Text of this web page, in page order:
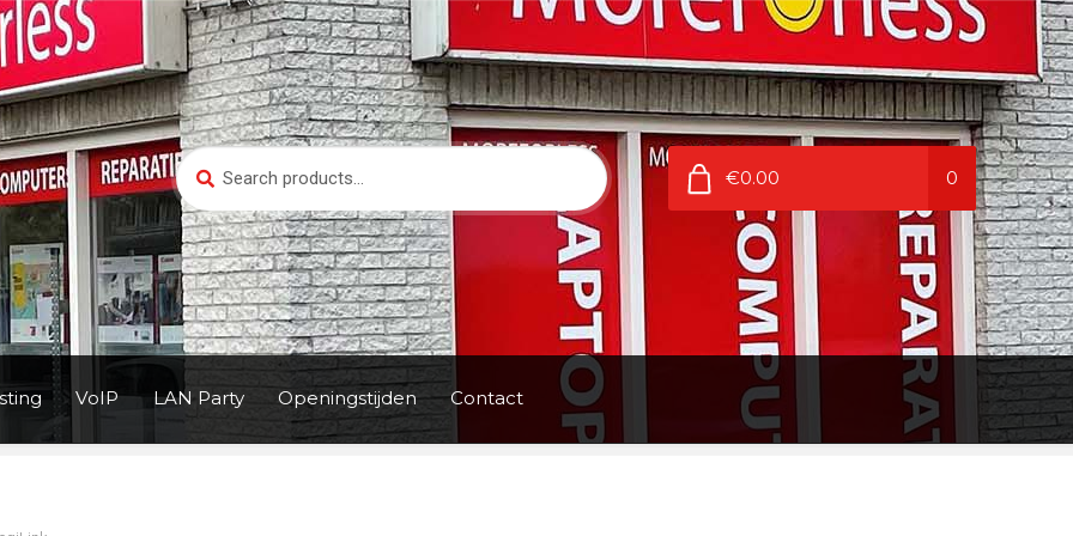
Search
for:
Search
€0.00 0
VoIP LAN Party Openingstijden Contact